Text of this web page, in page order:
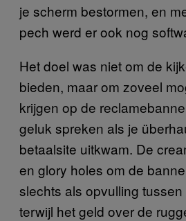
je scherm bestormen, en
pech werd er ook nog
Het doel was niet om de
bieden, maar om zoveel
krijgen op de
geluk spreken als je
betaalsite uitkwam. De
en glory holes om de
slechts als opvulling
terwijl het geld over de